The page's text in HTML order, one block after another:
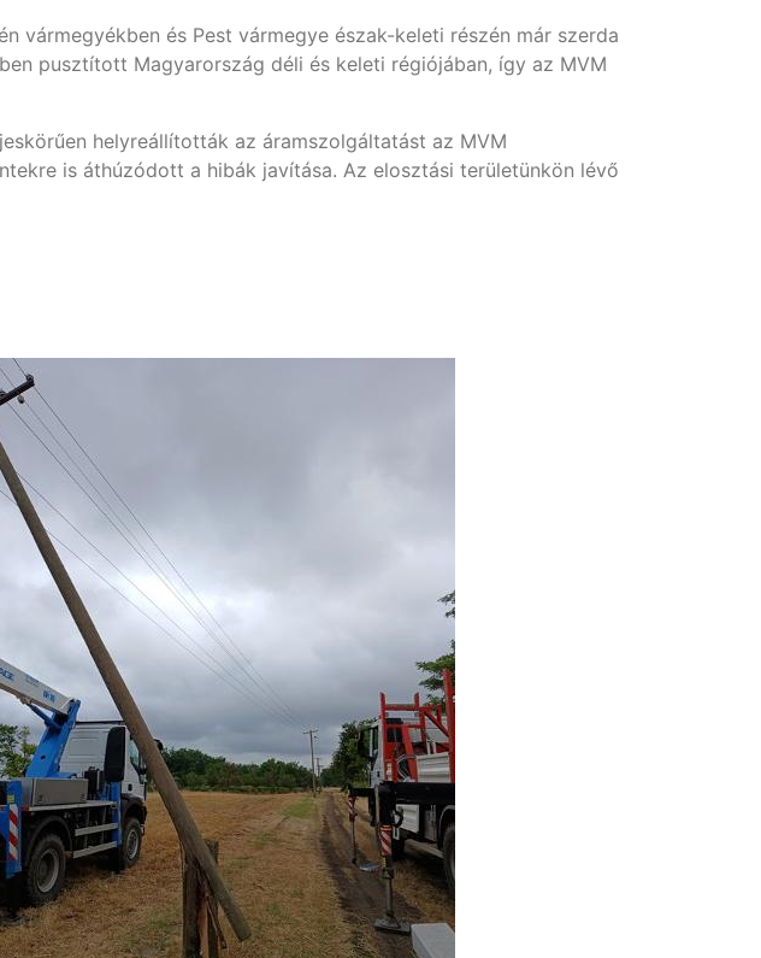
vármegyékben és Pest vármegye észak-keleti részén már szerda
pusztított Magyarország déli és keleti régiójában, így az MVM
helyreállították az áramszolgáltatást az MVM
is áthúzódott a hibák javítása. Az elosztási területünkön lévő